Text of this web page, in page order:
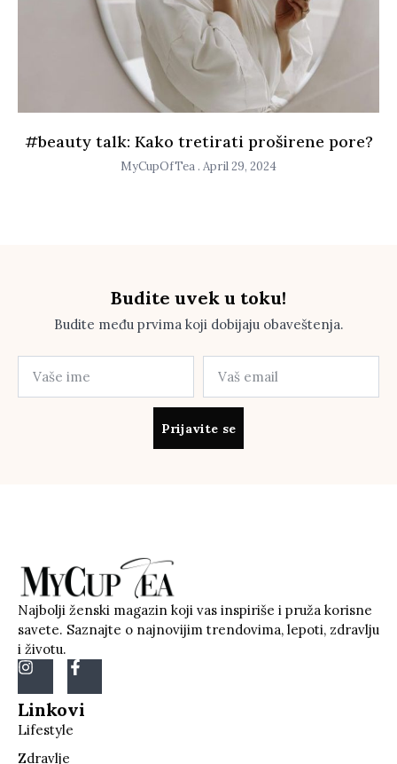
#beauty talk: Kako tretirati proširene pore?
MyCupOfTea April 29, 2024
Budite uvek u toku!
Budite među prvima koji dobijaju obaveštenja.
Prijavite se
Najbolji ženski magazin koji vas inspiriše i pruža korisne
savete. Saznajte o najnovijim trendovima, lepoti, zdravlju
i životu.
Linkovi
Lifestyle
Zdravlje